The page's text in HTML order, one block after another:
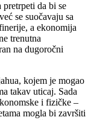
da bi se
se suočavaju sa
a ekonomija
trenutna
na dugoročni
kojem je mogao
takav uticaj. Sada
i fizičke –
mogla bi završiti